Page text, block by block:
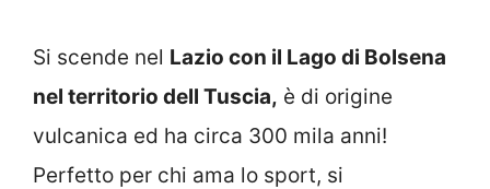
Si scende nel Lazio con il Lago di Bolsena
nel territorio dell Tuscia, è di origine
vulcanica ed ha circa 300 mila anni!
Perfetto per chi ama lo sport, si